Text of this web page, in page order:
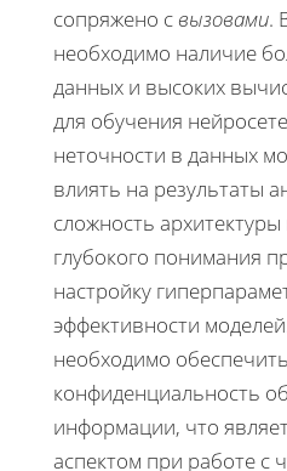
сопряжено с вызовами.
необходимо наличие
данных и высоких
для обучения
неточности в данных
влиять на результаты
сложность
глубокого понимания
настройку
эффективности
необходимо
конфиденциальность
информации, что
аспектом при работе с